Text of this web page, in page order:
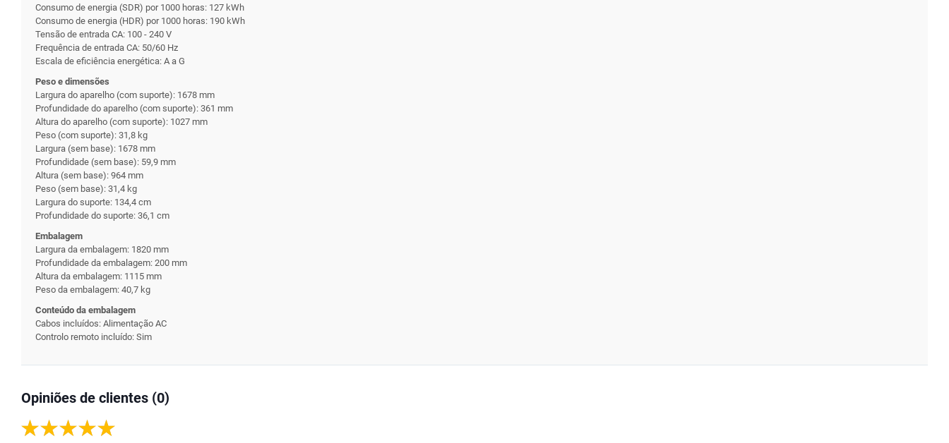
Consumo de energia (SDR) por 1000 horas: 127 kWh
Consumo de energia (HDR) por 1000 horas: 190 kWh
Tensão de entrada CA: 100 - 240 V
Frequência de entrada CA: 50/60 Hz
Escala de eficiência energética: A a G
Peso e dimensões
Largura do aparelho (com suporte): 1678 mm
Profundidade do aparelho (com suporte): 361 mm
Altura do aparelho (com suporte): 1027 mm
Peso (com suporte): 31,8 kg
Largura (sem base): 1678 mm
Profundidade (sem base): 59,9 mm
Altura (sem base): 964 mm
Peso (sem base): 31,4 kg
Largura do suporte: 134,4 cm
Profundidade do suporte: 36,1 cm
Embalagem
Largura da embalagem: 1820 mm
Profundidade da embalagem: 200 mm
Altura da embalagem: 1115 mm
Peso da embalagem: 40,7 kg
Conteúdo da embalagem
Cabos incluídos: Alimentação AC
Controlo remoto incluído: Sim
Opiniões de clientes (0)